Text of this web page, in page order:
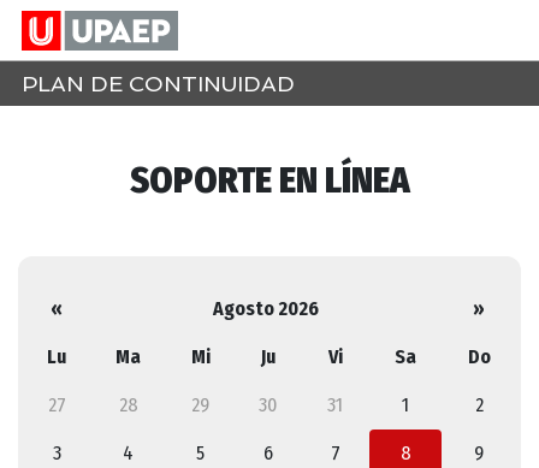
PLAN DE CONTINUIDAD
SOPORTE EN LÍNEA
« Agosto 2026 »
Lu Ma Mi Ju Vi Sa Do
27 28 29 30 31 1 2
3 4 5 6 7 8 9